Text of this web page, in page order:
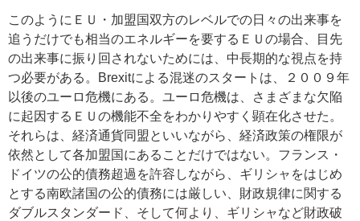
このようにＥＵ・加盟国双方のレベルでの日々の出来事を
追うだけでも相当のエネルギーを要するＥＵの場合、目先
の出来事に振り回されないためには、中長期的な視点を持
つ必要がある。Brexitによる混迷のスタートは、２００９年
以後のユーロ危機にある。ユーロ危機は、さまざまな欠陥
に起因するＥＵの機能不全をわかりやすく顕在化させた。
それらは、経済通貨同盟といいながら、経済政策の権限が
依然として各加盟国にあることだけではない。フランス・
ドイツの公的債務超過を許容しながら、ギリシャをはじめ
とする南欧諸国の公的債務には厳しい、財政規律に関する
ダブルスタンダード、そして何より、ギリシャなど財政破